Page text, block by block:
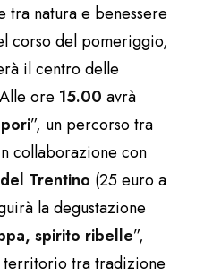
tra natura e benessere
corso del pomeriggio,
il centro delle
ore 15.00 avrà
”, un percorso tra
collaborazione con
Trentino (25 euro a
la degustazione
spirito ribelle”,
tra tradizione